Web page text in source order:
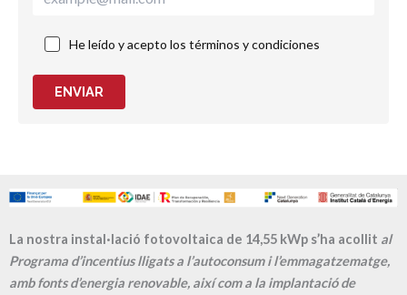
He leído y acepto los términos y condiciones
ENVIAR
La nostra instal·lació fotovoltaica de 14,55 kWp s’ha acollit al
Programa d’incentius lligats a l’autoconsum i l’emmagatzematge,
amb fonts d’energia renovable, així com a la implantació de